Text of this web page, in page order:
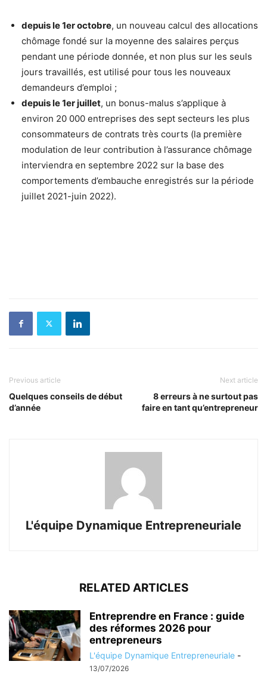
depuis le 1er octobre, un nouveau calcul des allocations
chômage fondé sur la moyenne des salaires perçus
pendant une période donnée, et non plus sur les seuls
jours travaillés, est utilisé pour tous les nouveaux
demandeurs d’emploi ;
depuis le 1er juillet, un bonus-malus s’applique à
environ 20 000 entreprises des sept secteurs les plus
consommateurs de contrats très courts (la première
modulation de leur contribution à l’assurance chômage
interviendra en septembre 2022 sur la base des
comportements d’embauche enregistrés sur la période
juillet 2021-juin 2022).
Previous article
Quelques conseils de début
d’année
Next article
8 erreurs à ne surtout pas
faire en tant qu’entrepreneur
L'équipe Dynamique Entrepreneuriale
RELATED ARTICLES
Entreprendre en France : guide
des réformes 2026 pour
entrepreneurs
L'équipe Dynamique Entrepreneuriale -
13/07/2026